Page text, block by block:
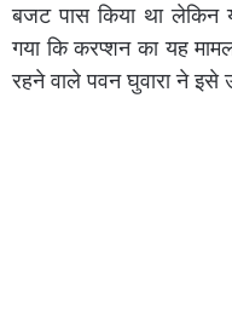
बजट पास किया था लेकिन
गया कि करप्शन का यह
रहने वाले पवन घुवारा ने इसे